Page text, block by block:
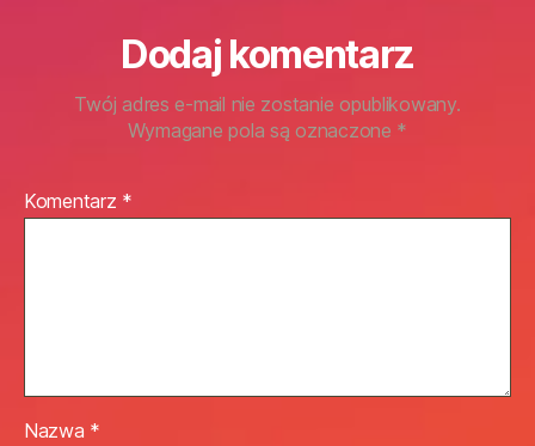
Dodaj komentarz
Twój adres e-mail nie zostanie opublikowany.
Wymagane pola są oznaczone *
Komentarz *
Nazwa *